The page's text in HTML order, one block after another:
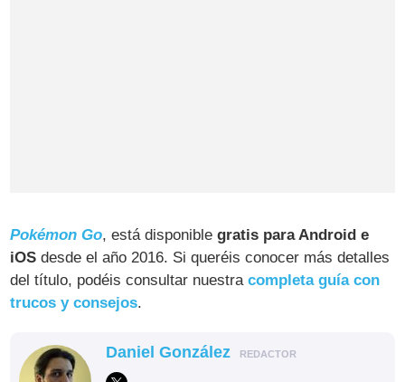
Pokémon Go, está disponiblegratis para Android e
iOS desde el año 2016. Si queréis conocer más detalles
del título, podéis consultar nuestracompleta guía con
trucos y consejos.
Daniel González REDACTOR